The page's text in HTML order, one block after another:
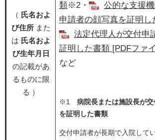
（ 氏名およ
び住所 また
は 氏名およ
び生年月日
の記載があ
るものに限
る ）
類※2・
公的な支援
申請者の顔写真を証明し
法定代理人が交付申
証明した書類 [PDFファ
など
※1 病院長または施設長が
を証明した書類
交付申請者が長期で入院して